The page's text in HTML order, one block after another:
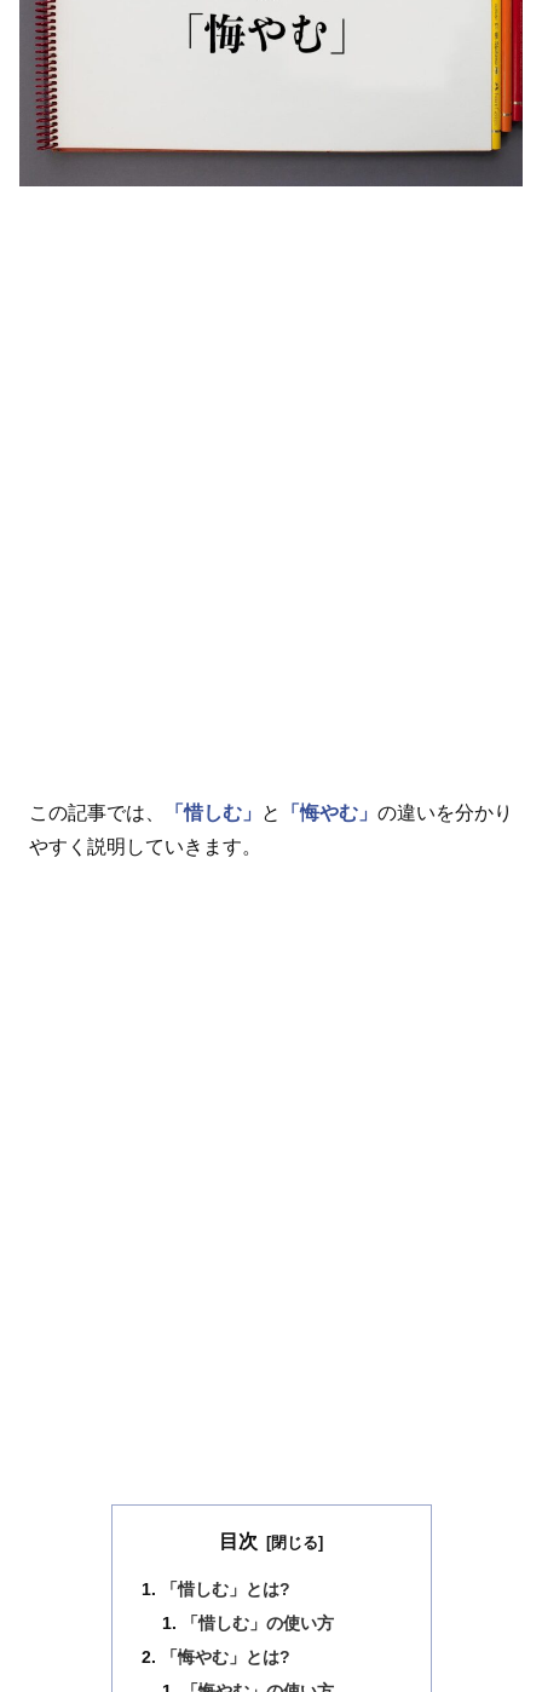
この記事では、 「惜しむ」 と 「悔やむ」 の違いを分かり
やすく説明していきます。
目次
「惜しむ」とは?
「惜しむ」の使い方
「悔やむ」とは?